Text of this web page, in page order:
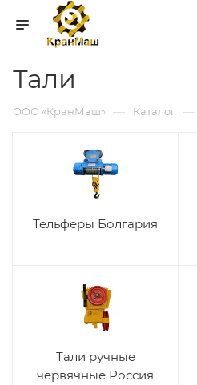
Тали
ООО «КранМаш» — Каталог —
Тельферы Болгария
Тали ручные
червячные Россия